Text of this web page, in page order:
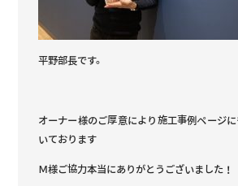
平野部長です。
オーナー様のご厚意により施工事例ページ
いております
Ｍ様ご協力本当にありがとうございました！